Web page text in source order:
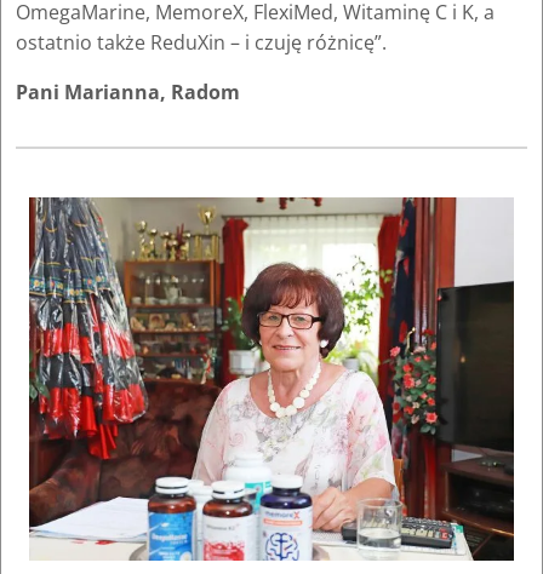
OmegaMarine, MemoreX, FlexiMed, Witaminę C i K, a
ostatnio także ReduXin – i czuję różnicę”.
Pani Marianna, Radom